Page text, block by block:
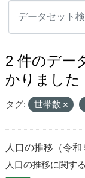
2 件のデー
かりました
タグ: 世帯数
人口の推移（令和
人口の推移に関す